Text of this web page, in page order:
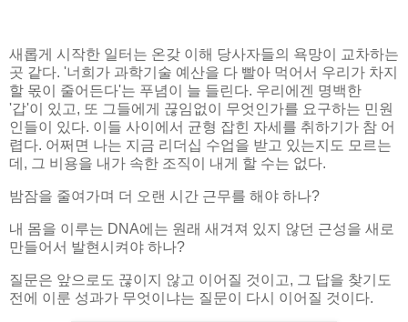
새롭게 시작한 일터는 온갖 이해 당사자들의 욕망이 교차하는
곳 같다. '너희가 과학기술 예산을 다 빨아 먹어서 우리가 차지
할 몫이 줄어든다'는 푸념이 늘 들린다. 우리에겐 명백한
'갑'이 있고, 또 그들에게 끊임없이 무엇인가를 요구하는 민원
인들이 있다. 이들 사이에서 균형 잡힌 자세를 취하기가 참 어
렵다. 어쩌면 나는 지금 리더십 수업을 받고 있는지도 모르는
데, 그 비용을 내가 속한 조직이 내게 할 수는 없다.
밤잠을 줄여가며 더 오랜 시간 근무를 해야 하나?
내 몸을 이루는 DNA에는 원래 새겨져 있지 않던 근성을 새로
만들어서 발현시켜야 하나?
질문은 앞으로도 끊이지 않고 이어질 것이고, 그 답을 찾기도
전에 이룬 성과가 무엇이냐는 질문이 다시 이어질 것이다.